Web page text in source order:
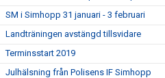
SM i Simhopp 31 januari - 3 februari
Landträningen avstängd tillsvidare
Terminsstart 2019
Julhälsning från Polisens IF Simhopp